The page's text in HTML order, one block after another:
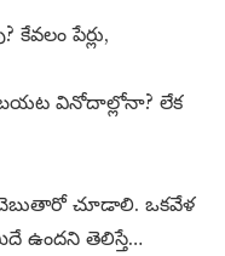
కేవలం పేర్లు,
వినోదాల్లోనా? లేక
చూడాలి. ఒకవేళ
ఉందని తెలిస్తే…